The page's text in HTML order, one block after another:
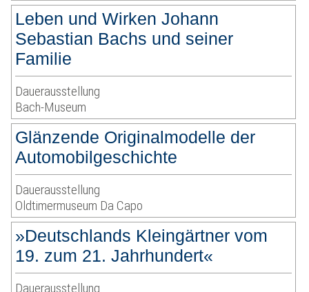
Leben und Wirken Johann
Sebastian Bachs und seiner
Familie
Dauerausstellung
Bach-Museum
Glänzende Originalmodelle der
Automobilgeschichte
Dauerausstellung
Oldtimermuseum Da Capo
»Deutschlands Kleingärtner vom
19. zum 21. Jahrhundert«
Dauerausstellung